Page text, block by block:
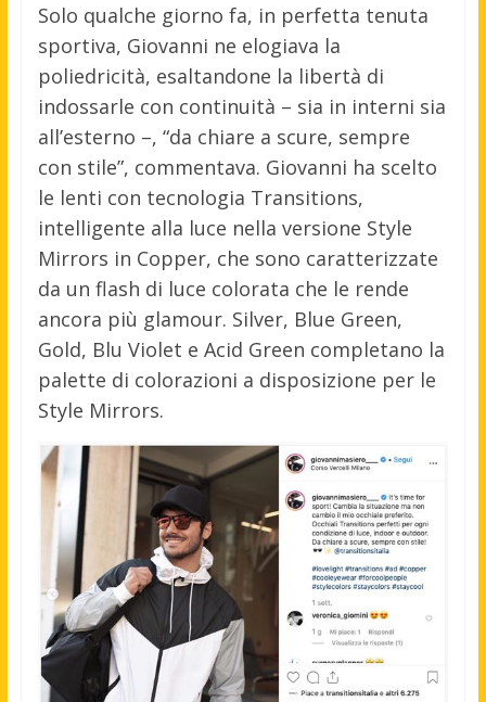
Solo qualche giorno fa, in perfetta tenuta
sportiva, Giovanni ne elogiava la
poliedricità, esaltandone la libertà di
indossarle con continuità – sia in interni sia
all’esterno –, “da chiare a scure, sempre
con stile”, commentava. Giovanni ha scelto
le lenti con tecnologia Transitions,
intelligente alla luce nella versione Style
Mirrors in Copper, che sono caratterizzate
da un flash di luce colorata che le rende
ancora più glamour. Silver, Blue Green,
Gold, Blu Violet e Acid Green completano la
palette di colorazioni a disposizione per le
Style Mirrors.